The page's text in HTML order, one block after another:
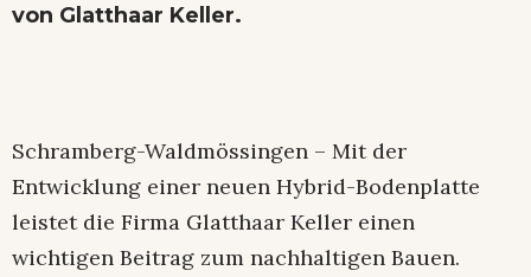
von Glatthaar Keller.
Schramberg-Waldmössingen – Mit der
Entwicklung einer neuen Hybrid-Bodenplatte
leistet die Firma Glatthaar Keller einen
wichtigen Beitrag zum nachhaltigen Bauen.